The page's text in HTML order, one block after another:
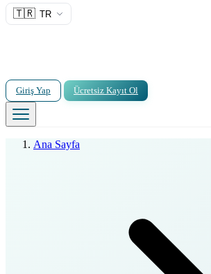
🇹🇷 TR
Giriş Yap Ücretsiz Kayıt Ol
Ana Sayfa